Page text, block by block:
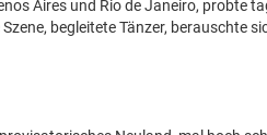
Aires und Rio de Janeiro, probte
begleitete Tänzer, berauschte